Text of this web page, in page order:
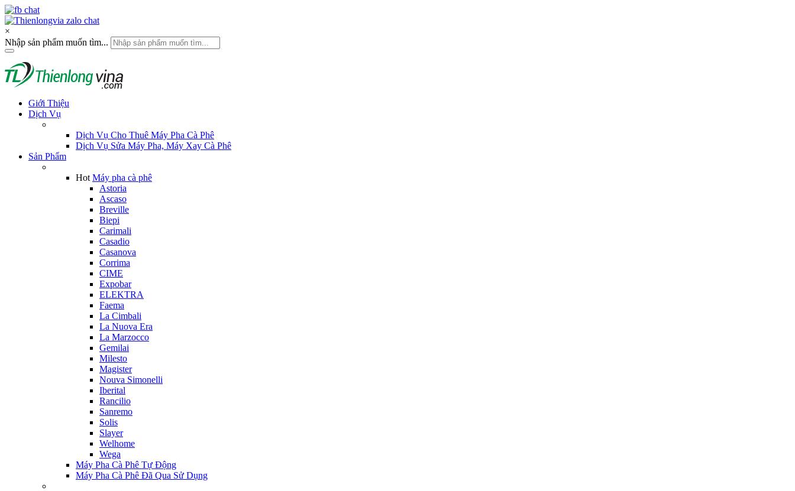
×
Nhập sản phẩm muốn tìm...
Giới Thiệu
Dịch Vụ
Dịch Vụ Cho Thuê Máy Pha Cà Phê
Dịch Vụ Sửa Máy Pha, Máy Xay Cà Phê
Sản Phẩm
Hot Máy pha cà phê
Astoria
Ascaso
Breville
Biepi
Carimali
Casadio
Casanova
Corrima
CIME
Expobar
ELEKTRA
Faema
La Cimbali
La Nuova Era
La Marzocco
Gemilai
Milesto
Magister
Nouva Simonelli
Iberital
Rancilio
Sanremo
Solis
Slayer
Welhome
Wega
Máy Pha Cà Phê Tự Động
Máy Pha Cà Phê Đã Qua Sử Dụng